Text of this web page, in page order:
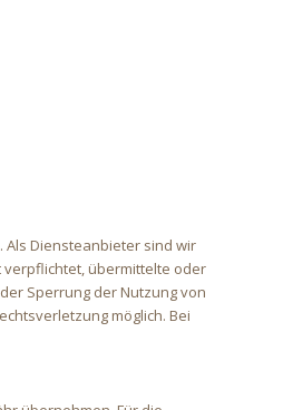
Als Diensteanbieter sind wir
verpflichtet, übermittelte oder
Sperrung der Nutzung von
möglich. Bei